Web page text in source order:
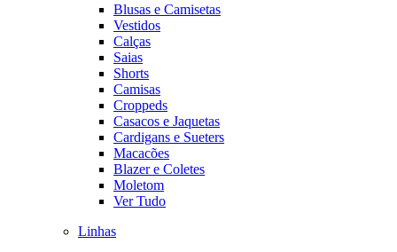
Blusas e Camisetas
Vestidos
Calças
Saias
Shorts
Camisas
Croppeds
Casacos e Jaquetas
Cardigans e Sueters
Macacões
Blazer e Coletes
Moletom
Ver Tudo
Linhas